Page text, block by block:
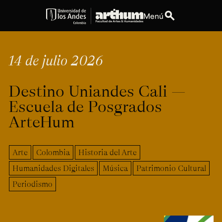
Menúsearch
Personas
Espacios
Explora ArteHum
Dirección
Calle 19A #1 - 37
Este. Bloque K.
Teléfono
[+57] (601) 339 4949
2504
14 de julio 2026
Destino Uniandes Cali —
Escuela de Posgrados
ArteHum
Arte Colombia
Historia del Arte
Humanidades Digitales
Música
Patrimonio Cultural
Periodismo